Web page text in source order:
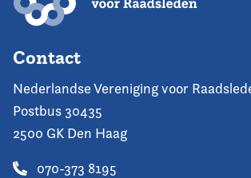
Contact
Nederlandse Vereniging voor
Postbus 30435
2500 GK Den Haag
070-373 8195